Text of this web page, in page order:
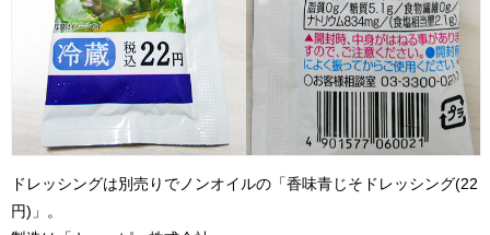
ドレッシングは別売りでノンオイルの「香味青じそドレッシング(22
円)」。